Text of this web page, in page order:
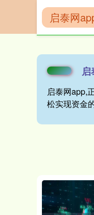
启泰网app,
松实现资金
启泰网